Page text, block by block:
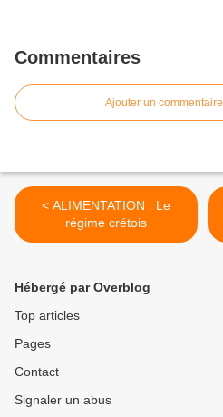
Commentaires
Ajouter un commentaire
< ALIMENTATION : Le
régime crétois
Hébergé par Overblog
Top articles
Pages
Contact
Signaler un abus